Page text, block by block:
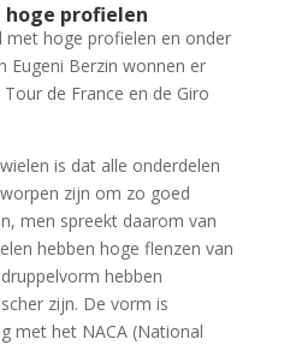
profielen
met hoge profielen en onder
Eugeni Berzin wonnen er
de France en de Giro
is dat alle onderdelen
zijn om zo goed
men spreekt daarom van
hebben hoge flenzen van
hebben
zijn. De vorm is
met het NACA (National